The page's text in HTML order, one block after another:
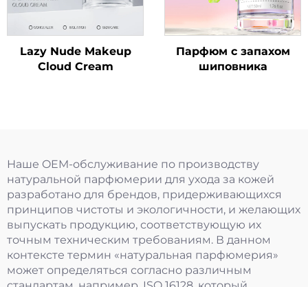
Lazy Nude Makeup
Cloud Cream
Парфюм с запахом
шиповника
Наше OEM-обслуживание по производству
натуральной парфюмерии для ухода за кожей
разработано для брендов, придерживающихся
принципов чистоты и экологичности, и желающих
выпускать продукцию, соответствующую их
точным техническим требованиям. В данном
контексте термин «натуральная парфюмерия»
может определяться согласно различным